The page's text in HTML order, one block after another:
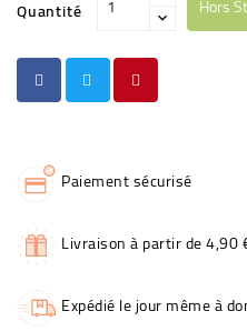
Quantité Hors
Paiement sécurisé
Livraison à partir de
Expédié le jour même à